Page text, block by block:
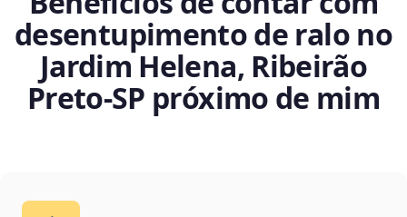
desentupimento de ralo no
Jardim Helena, Ribeirão
Preto‑SP próximo de mim